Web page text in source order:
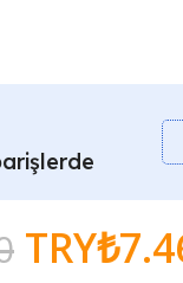
TRY₺